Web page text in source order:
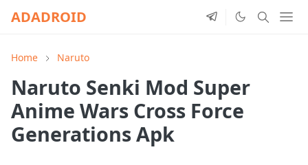
ADADROID
Home Naruto
Naruto Senki Mod Super
Anime Wars Cross Force
Generations Apk